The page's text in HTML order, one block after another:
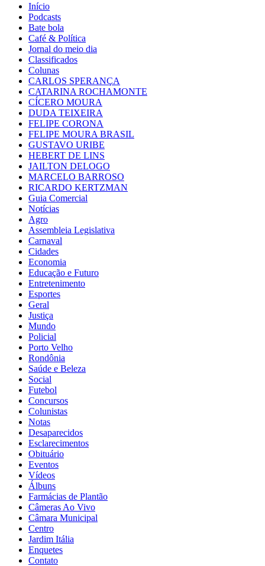
Início
Podcasts
Bate bola
Café & Política
Jornal do meio dia
Classificados
Colunas
CARLOS SPERANÇA
CATARINA ROCHAMONTE
CÍCERO MOURA
DUDA TEIXEIRA
FELIPE CORONA
FELIPE MOURA BRASIL
GUSTAVO URIBE
HEBERT DE LINS
JAILTON DELOGO
MARCELO BARROSO
RICARDO KERTZMAN
Guia Comercial
Notícias
Agro
Assembleia Legislativa
Carnaval
Cidades
Economia
Educação e Futuro
Entretenimento
Esportes
Geral
Justiça
Mundo
Policial
Porto Velho
Rondônia
Saúde e Beleza
Social
Futebol
Concursos
Colunistas
Notas
Desaparecidos
Esclarecimentos
Obituário
Eventos
Vídeos
Álbuns
Farmácias de Plantão
Câmeras Ao Vivo
Câmara Municipal
Centro
Jardim Itália
Enquetes
Contato